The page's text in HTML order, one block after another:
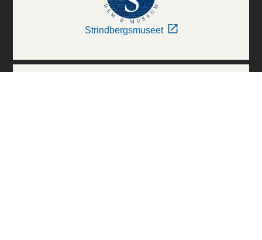
Strindbergsmuseet